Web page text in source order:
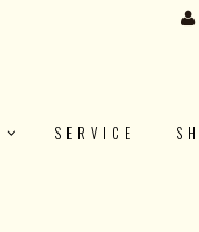
SERVICE